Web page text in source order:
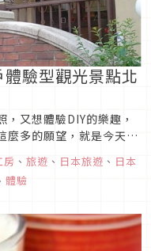
驗型觀光景點北
又想體驗DIY的樂趣，
麼多的願望，就是今天要
房 、 旅遊 、 日本旅遊 、 日本
體驗